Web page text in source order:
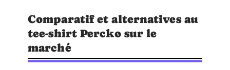
Comparatif et alternatives au
tee-shirt Percko sur le
marché